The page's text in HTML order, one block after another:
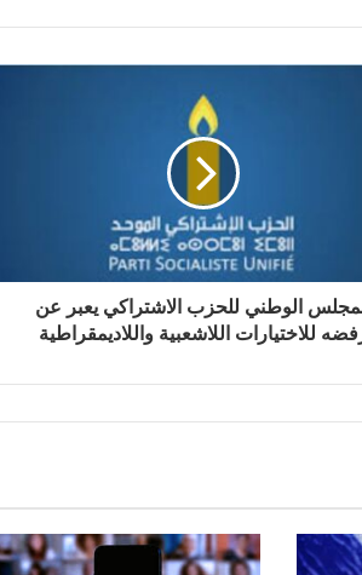
الوطني للحزب الاشتراكي يعبر عن
للاختيارات اللاشعبية واللاديمقراطية